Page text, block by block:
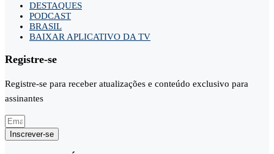
DESTAQUES
PODCAST
BRASIL
BAIXAR APLICATIVO DA TV
Registre-se
Registre-se para receber atualizações e conteúdo exclusivo para
assinantes
Inscrever-se